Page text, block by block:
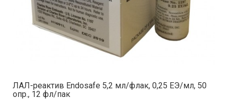
ЛАЛ-реактив Endosafe 5,2 мл/флак, 0,25 ЕЭ/мл, 50
опр., 12 фл/пак